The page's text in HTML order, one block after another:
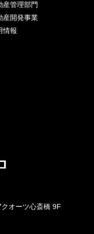
産管理部門
産開発事業
情報
オーツ心斎橋 9F